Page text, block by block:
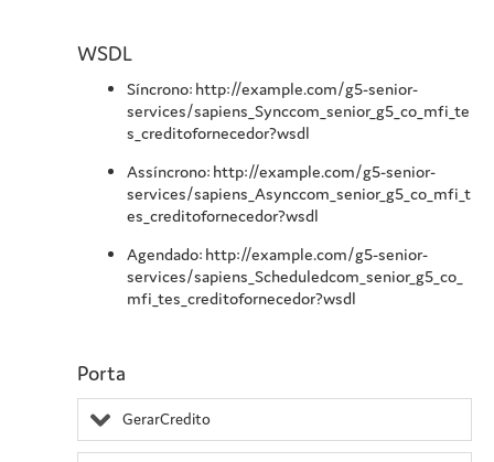
WSDL
Síncrono: http://example.com/g5-senior-
services/sapiens_Synccom_senior_g5_co_mfi_te
s_creditofornecedor?wsdl
Assíncrono: http://example.com/g5-senior-
services/sapiens_Asynccom_senior_g5_co_mfi_t
es_creditofornecedor?wsdl
Agendado: http://example.com/g5-senior-
services/sapiens_Scheduledcom_senior_g5_co_
mfi_tes_creditofornecedor?wsdl
Porta
GerarCredito